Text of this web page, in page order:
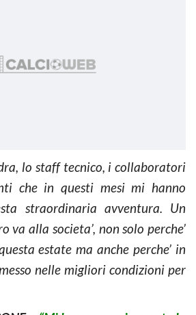
lo staff tecnico, i collaboratori
che in questi mesi mi hanno
straordinaria avventura. Un
va alla societa’, non solo perche’
estate ma anche perche’ in
nelle migliori condizioni per